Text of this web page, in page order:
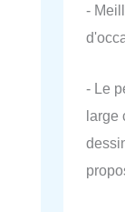
-
- Le
large